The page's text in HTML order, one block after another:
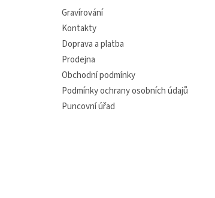
Gravírování
Kontakty
Doprava a platba
Prodejna
Obchodní podmínky
Podmínky ochrany osobních údajů
Puncovní úřad